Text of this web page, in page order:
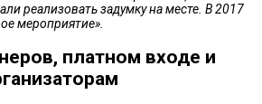
реализовать задумку на месте. В 2017
мероприятие».
платном входе и